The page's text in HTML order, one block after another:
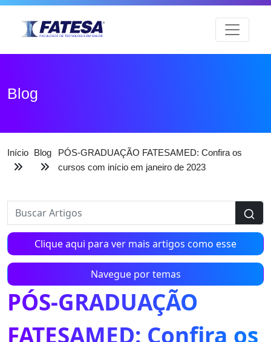
Blog
Início Blog
PÓS-GRADUAÇÃO FATESAMED: Confira os
cursos com início em janeiro de 2023
Clique aqui para ver mais artigos como esse
Navegue por temas
PÓS-GRADUAÇÃO
FATESAMED: Confira os